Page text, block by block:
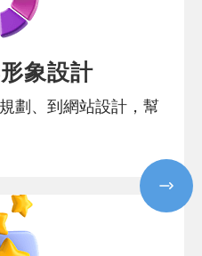
象設計
劃、到網站設計，幫